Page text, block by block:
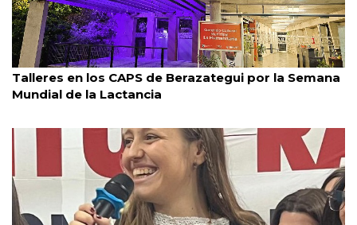
Berazategui 4/8/2026
Talleres en los CAPS de Berazategui por la Semana
Mundial de la Lactancia